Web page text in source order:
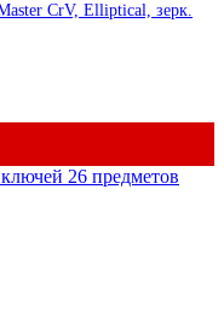
CrV, Elliptical, зерк.